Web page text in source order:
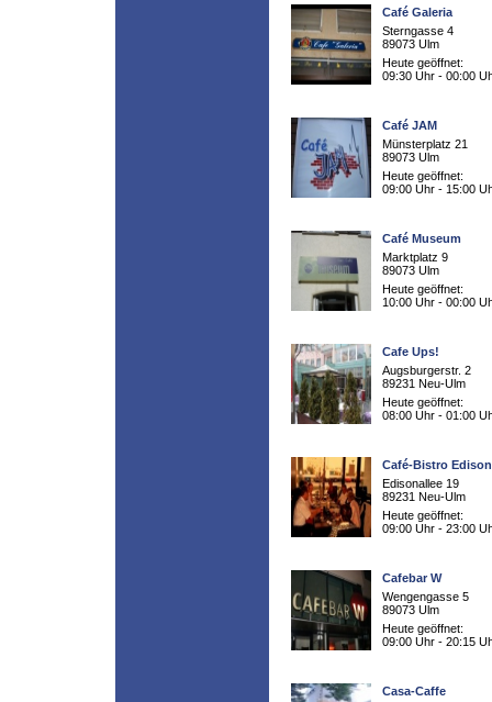
Café Galeria
Sterngasse 4
89073 Ulm
Heute geöffnet:
09:30 Uhr - 00:00
Café JAM
Münsterplatz 21
89073 Ulm
Heute geöffnet:
09:00 Uhr - 15:00
Café Museum
Marktplatz 9
89073 Ulm
Heute geöffnet:
10:00 Uhr - 00:00
Cafe Ups!
Augsburgerstr. 2
89231 Neu-Ulm
Heute geöffnet:
08:00 Uhr - 01:00
Café-Bistro
Edisonallee 19
89231 Neu-Ulm
Heute geöffnet:
09:00 Uhr - 23:00
Cafebar W
Wengengasse 5
89073 Ulm
Heute geöffnet:
09:00 Uhr - 20:15
Casa-Caffe